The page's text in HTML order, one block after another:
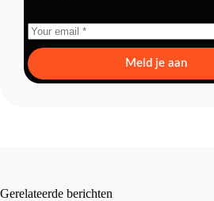
Meld je aan
Gerelateerde berichten